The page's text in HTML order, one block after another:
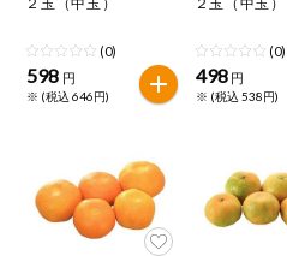
人気カテゴリ
食品から探す
家庭用品から探す
目的から探す
麺類
レトルト・缶
詰・瓶詰
アレルゲン情報
特定原材料と特定原材料に準ず
を検索できます。
落花生 えび
(0)
598 円
※ (税込 646円)
(0)
498 円
※ (税込 538円)